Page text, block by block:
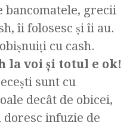
bancomatele, grecii
îi folosesc şi îi au.
cu cash.
la voi şi totul e ok!
sunt cu
decât de obicei,
infuzie de